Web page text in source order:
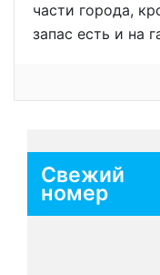
части города,
запас есть и на
Свежий
номер